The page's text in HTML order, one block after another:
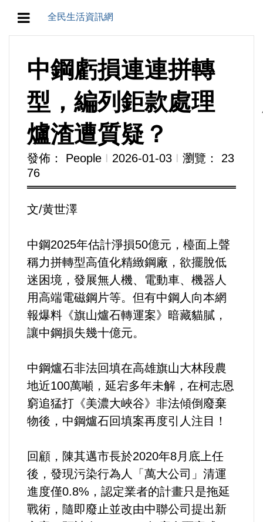
全民生活資訊網
教育/五育/五創
人生/生存/生活
產業/經濟
政治/政黨
農業/技術/肥飼料/農藥/產銷
食品/衛生/醫療/照護
運動/體育/休閒/育樂
兩岸/大陸
寵物/動保
婦女/孩童
健康/養生
命理/信仰/宗教/宮廟/教會
中鋼虧損連連拼轉
型，編列鉅款處理
爐渣遭質疑？
發佈： People Ι 2026-01-03 Ι 瀏覽： 23
76
文/黄世澤
中鋼2025年估計淨損50億元，檯面上聲
稱力拼轉型高值化精緻鋼廠，欲擺脫低
迷困境，發展無人機、電動車、機器人
用高端電磁鋼片等。但有中鋼人向本網
報爆料《旗山爐石轉運案》暗藏貓膩，
讓中鋼損失幾十億元。
中鋼爐石非法回填在高雄旗山大林段農
地近100萬噸，延宕多年未解，在柯志恩
窮追猛打《美濃大峽谷》非法傾倒廢棄
物後，中鋼爐石回填案再度引人注目！
回顧，陳其邁市長於2020年8月底上任
後，發現污染行為人「萬大公司」清運
進度僅0.8%，認定業者的計畫只是拖延
戰術，隨即廢止並改由中聯公司提出新